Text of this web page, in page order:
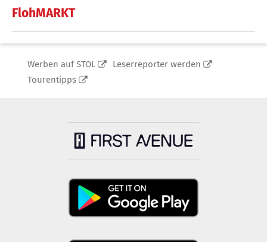
FlohMARKT
Werben auf STOL
Leserreporter werden
Tourentipps